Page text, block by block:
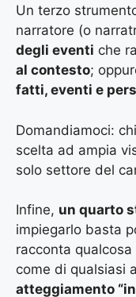
Un terzo
narratore (o
degli eventi che
al contesto;
fatti, eventi e
Domandiamoci:
scelta ad ampia
solo settore del
Infine, un quarto
impiegarlo basta
racconta
come di qualsiasi
atteggiamento